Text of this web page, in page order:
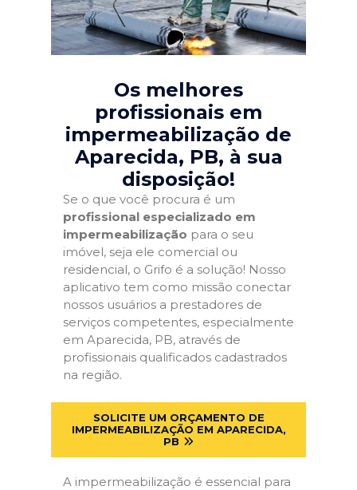
Os melhores
profissionais em
impermeabilização de
Aparecida, PB, à sua
disposição!
Se o que você procura é um
profissional especializado em
impermeabilização para o seu
imóvel, seja ele comercial ou
residencial, o Grifo é a solução! Nosso
aplicativo tem como missão conectar
nossos usuários a prestadores de
serviços competentes, especialmente
em Aparecida, PB, através de
profissionais qualificados cadastrados
na região.
SOLICITE UM ORÇAMENTO DE
IMPERMEABILIZAÇÃO EM APARECIDA,
PB
A impermeabilização é essencial para